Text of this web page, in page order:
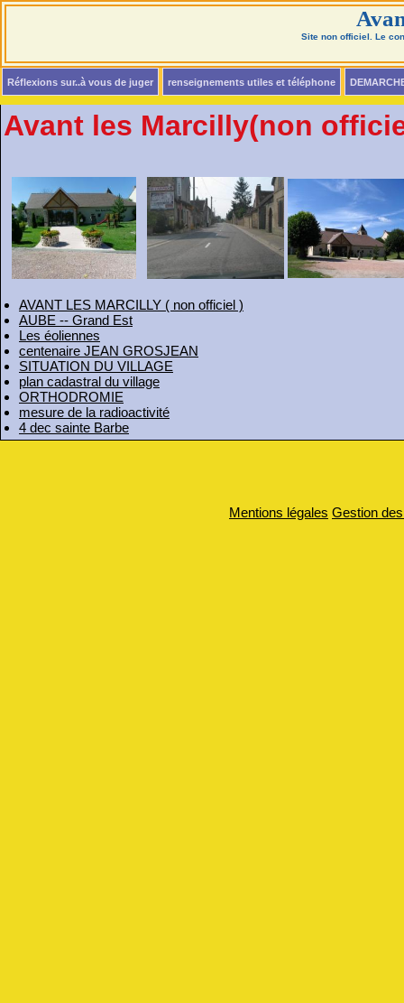
Site non officiel. Le
Réflexions sur..à vous de juger renseignements utiles et téléphone
Avant les Marcilly(non
AVANT LES MARCILLY ( non officiel )
AUBE -- Grand Est
Les éoliennes
centenaire JEAN GROSJEAN
SITUATION DU VILLAGE
plan cadastral du village
ORTHODROMIE
mesure de la radioactivité
4 dec sainte Barbe
Mentions légales Gestion